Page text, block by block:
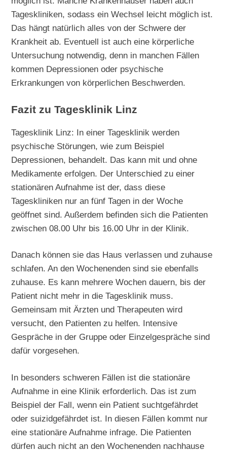
Tageskliniken, sodass ein Wechsel leicht möglich ist.
Das hängt natürlich alles von der Schwere der
Krankheit ab. Eventuell ist auch eine körperliche
Untersuchung notwendig, denn in manchen Fällen
kommen Depressionen oder psychische
Erkrankungen von körperlichen Beschwerden.
Fazit zu Tagesklinik Linz
Tagesklinik Linz: In einer Tagesklinik werden
psychische Störungen, wie zum Beispiel
Depressionen, behandelt. Das kann mit und ohne
Medikamente erfolgen. Der Unterschied zu einer
stationären Aufnahme ist der, dass diese
Tageskliniken nur an fünf Tagen in der Woche
geöffnet sind. Außerdem befinden sich die Patienten
zwischen 08.00 Uhr bis 16.00 Uhr in der Klinik.
Danach können sie das Haus verlassen und zuhause
schlafen. An den Wochenenden sind sie ebenfalls
zuhause. Es kann mehrere Wochen dauern, bis der
Patient nicht mehr in die Tagesklinik muss.
Gemeinsam mit Ärzten und Therapeuten wird
versucht, den Patienten zu helfen. Intensive
Gespräche in der Gruppe oder Einzelgespräche sind
dafür vorgesehen.
In besonders schweren Fällen ist die stationäre
Aufnahme in eine Klinik erforderlich. Das ist zum
Beispiel der Fall, wenn ein Patient suchtgefährdet
oder suizidgefährdet ist. In diesen Fällen kommt nur
eine stationäre Aufnahme infrage. Die Patienten
dürfen auch nicht an den Wochenenden nachhause